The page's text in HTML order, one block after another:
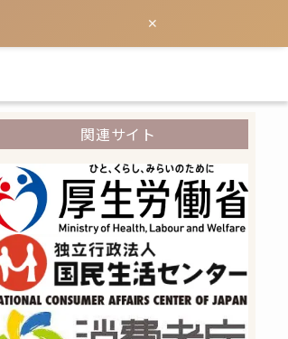
✕
関連サイト